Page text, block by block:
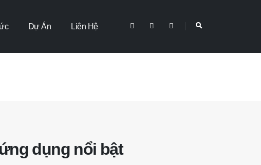
Dự Án Liên Hệ
dụng nổi bật